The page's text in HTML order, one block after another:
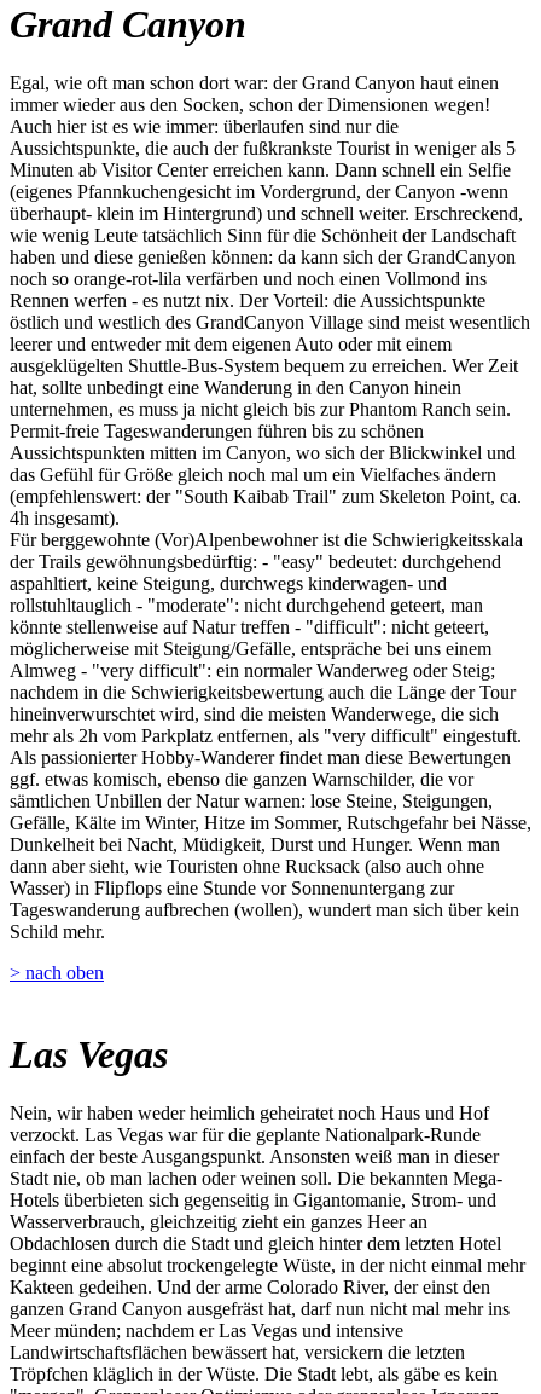
Grand Canyon
Egal, wie oft man schon dort war: der Grand Canyon haut einen
immer wieder aus den Socken, schon der Dimensionen wegen!
Auch hier ist es wie immer: überlaufen sind nur die
Aussichtspunkte, die auch der fußkrankste Tourist in weniger als 5
Minuten ab Visitor Center erreichen kann. Dann schnell ein Selfie
(eigenes Pfannkuchengesicht im Vordergrund, der Canyon -wenn
überhaupt- klein im Hintergrund) und schnell weiter. Erschreckend,
wie wenig Leute tatsächlich Sinn für die Schönheit der Landschaft
haben und diese genießen können: da kann sich der GrandCanyon
noch so orange-rot-lila verfärben und noch einen Vollmond ins
Rennen werfen - es nutzt nix. Der Vorteil: die Aussichtspunkte
östlich und westlich des GrandCanyon Village sind meist wesentlich
leerer und entweder mit dem eigenen Auto oder mit einem
ausgeklügelten Shuttle-Bus-System bequem zu erreichen. Wer Zeit
hat, sollte unbedingt eine Wanderung in den Canyon hinein
unternehmen, es muss ja nicht gleich bis zur Phantom Ranch sein.
Permit-freie Tageswanderungen führen bis zu schönen
Aussichtspunkten mitten im Canyon, wo sich der Blickwinkel und
das Gefühl für Größe gleich noch mal um ein Vielfaches ändern
(empfehlenswert: der "South Kaibab Trail" zum Skeleton Point, ca.
4h insgesamt).
Für berggewohnte (Vor)Alpenbewohner ist die Schwierigkeitsskala
der Trails gewöhnungsbedürftig: - "easy" bedeutet: durchgehend
aspahltiert, keine Steigung, durchwegs kinderwagen- und
rollstuhltauglich - "moderate": nicht durchgehend geteert, man
könnte stellenweise auf Natur treffen - "difficult": nicht geteert,
möglicherweise mit Steigung/Gefälle, entspräche bei uns einem
Almweg - "very difficult": ein normaler Wanderweg oder Steig;
nachdem in die Schwierigkeitsbewertung auch die Länge der Tour
hineinverwurschtet wird, sind die meisten Wanderwege, die sich
mehr als 2h vom Parkplatz entfernen, als "very difficult" eingestuft.
Als passionierter Hobby-Wanderer findet man diese Bewertungen
ggf. etwas komisch, ebenso die ganzen Warnschilder, die vor
sämtlichen Unbillen der Natur warnen: lose Steine, Steigungen,
Gefälle, Kälte im Winter, Hitze im Sommer, Rutschgefahr bei Nässe,
Dunkelheit bei Nacht, Müdigkeit, Durst und Hunger. Wenn man
dann aber sieht, wie Touristen ohne Rucksack (also auch ohne
Wasser) in Flipflops eine Stunde vor Sonnenuntergang zur
Tageswanderung aufbrechen (wollen), wundert man sich über kein
Schild mehr.
> nach oben
Las Vegas
Nein, wir haben weder heimlich geheiratet noch Haus und Hof
verzockt. Las Vegas war für die geplante Nationalpark-Runde
einfach der beste Ausgangspunkt. Ansonsten weiß man in dieser
Stadt nie, ob man lachen oder weinen soll. Die bekannten Mega-
Hotels überbieten sich gegenseitig in Gigantomanie, Strom- und
Wasserverbrauch, gleichzeitig zieht ein ganzes Heer an
Obdachlosen durch die Stadt und gleich hinter dem letzten Hotel
beginnt eine absolut trockengelegte Wüste, in der nicht einmal mehr
Kakteen gedeihen. Und der arme Colorado River, der einst den
ganzen Grand Canyon ausgefräst hat, darf nun nicht mal mehr ins
Meer münden; nachdem er Las Vegas und intensive
Landwirtschaftsflächen bewässert hat, versickern die letzten
Tröpfchen kläglich in der Wüste. Die Stadt lebt, als gäbe es kein